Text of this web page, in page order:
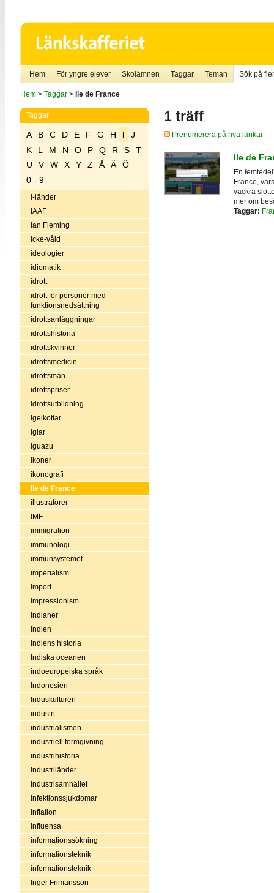
Hem För yngre elever Skolämnen Taggar Teman Sök på
Hem> Taggar> Ile de France
Taggar
A B C D E F G H I
J
K
L M N O P Q R S
T
U
V W X Y Z Å Ä
Ö
0 - 9
i-länder
IAAF
Ian Fleming
icke-våld
ideologier
idiomatik
idrott
idrott för personer med
funktionsnedsättning
idrottsanläggningar
idrottshistoria
idrottskvinnor
idrottsmedicin
idrottsmän
idrottspriser
idrottsutbildning
igelkottar
iglar
Iguazu
ikoner
ikonografi
Ile de France
illustratörer
IMF
immigration
immunologi
immunsystemet
imperialism
import
impressionism
indianer
Indien
Indiens historia
Indiska oceanen
indoeuropeiska språk
Indonesien
Induskulturen
industri
industrialismen
industriell formgivning
industrihistoria
industriländer
Industrisamhället
infektionssjukdomar
inflation
influensa
informationssökning
informationsteknik
informationsteknik
Inger Frimansson
1 träff
Prenumerera på nya länkar
Ile de
En
France,
vackra
mer om
Taggar: